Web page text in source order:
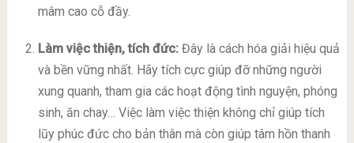
mâm cao cỗ đầy.
Làm việc thiện, tích đức:Đây là cách hóa giải hiệu quả
và bền vững nhất. Hãy tích cực giúp đỡ những người
xung quanh, tham gia các hoạt động tình nguyện, phóng
sinh, ăn chay… Việc làm việc thiện không chỉ giúp tích
lũy phúc đức cho bản thân mà còn giúp tâm hồn thanh